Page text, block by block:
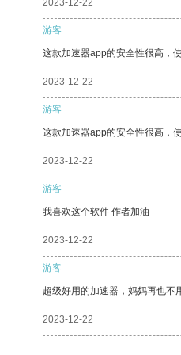
2023-12-22
游客
这款加速器app的安全性很高，
2023-12-22
游客
这款加速器app的安全性很高，
2023-12-22
游客
我喜欢这个软件 作者加油
2023-12-22
游客
超级好用的加速器，妈妈再也不
2023-12-22